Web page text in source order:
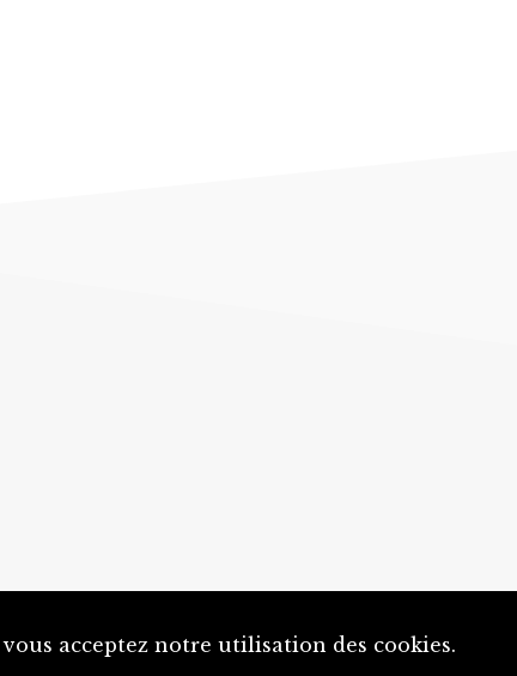
Un projet de la
acceptez notre utilisation des cookies.